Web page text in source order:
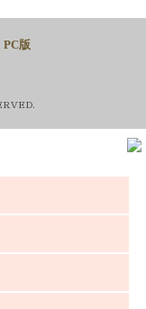
PC版